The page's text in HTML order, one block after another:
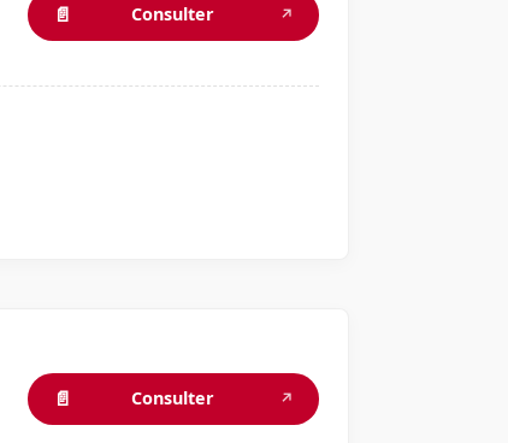
📄 Consulter ↗
📄 Consulter ↗